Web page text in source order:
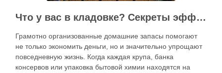
Что у вас в кладовке? Секреты эффективного планирования запасов
Грамотно организованные домашние запасы помогают
не только экономить деньги, но и значительно упрощают
повседневную жизнь. Когда каждая крупа, банка
консервов или упаковка бытовой химии находятся на